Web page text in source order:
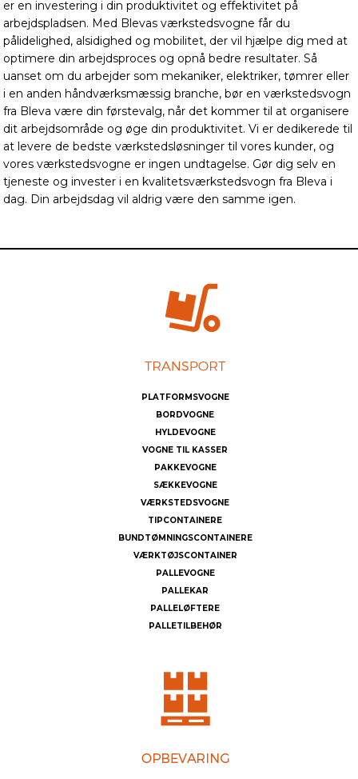
er en investering i din produktivitet og effektivitet på
arbejdspladsen. Med Blevas værkstedsvogne får du
pålidelighed, alsidighed og mobilitet, der vil hjælpe dig med at
optimere din arbejdsproces og opnå bedre resultater. Så
uanset om du arbejder som mekaniker, elektriker, tømrer eller
i en anden håndværksmæssig branche, bør en værkstedsvogn
fra Bleva være din førstevalg, når det kommer til at organisere
dit arbejdsområde og øge din produktivitet. Vi er dedikerede til
at levere de bedste værkstedsløsninger til vores kunder, og
vores værkstedsvogne er ingen undtagelse. Gør dig selv en
tjeneste og invester i en kvalitetsværkstedsvogn fra Bleva i
dag. Din arbejdsdag vil aldrig være den samme igen.
PLATFORMSVOGNE
BORDVOGNE
HYLDEVOGNE
VOGNE TIL KASSER
PAKKEVOGNE
SÆKKEVOGNE
VÆRKSTEDSVOGNE
TIPCONTAINERE
BUNDTØMNINGSCONTAINERE
VÆRKTØJSCONTAINER
PALLEVOGNE
PALLEKAR
PALLELØFTERE
PALLETILBEHØR